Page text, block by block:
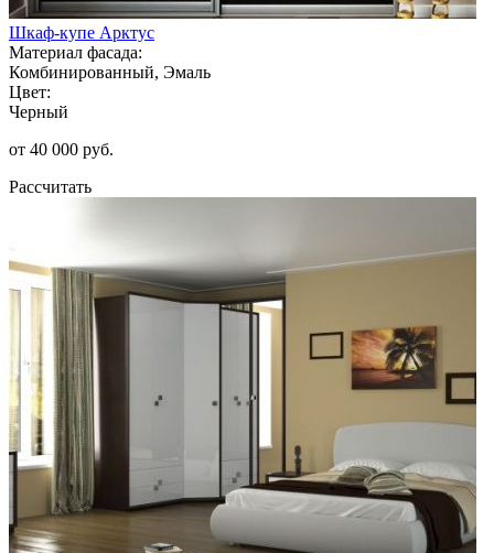
Шкаф-купе Арктус
Материал фасада:
Комбинированный, Эмаль
Цвет:
Черный
от 40 000 руб.
Рассчитать